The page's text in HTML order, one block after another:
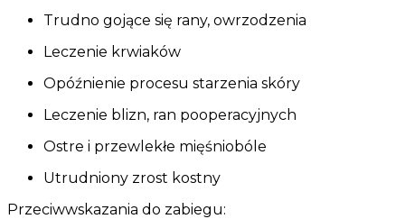
Trudno gojące się rany, owrzodzenia
Leczenie krwiaków
Opóźnienie procesu starzenia skóry
Leczenie blizn, ran pooperacyjnych
Ostre i przewlekłe mięśniobóle
Utrudniony zrost kostny
Przeciwwskazania do zabiegu: